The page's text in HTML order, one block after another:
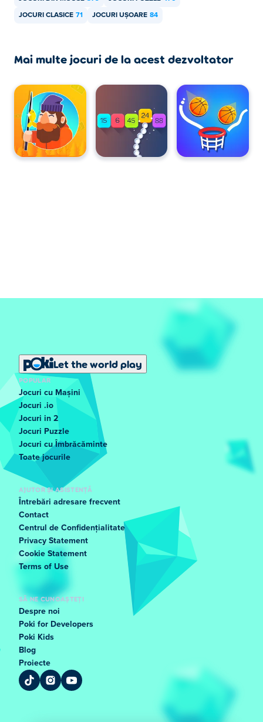
JOCURI CLASICE 71 JOCURI UȘOARE 84
Mai multe jocuri de la acest dezvoltator
Let the world play
POPULAR
Jocuri cu Mașini
Jocuri .io
Jocuri in 2
Jocuri Puzzle
Jocuri cu Îmbrăcăminte
Toate jocurile
AJUTOR ȘI ASISTENȚĂ
Întrebări adresare frecvent
Contact
Centrul de Confidențialitate
Privacy Statement
Cookie Statement
Terms of Use
SĂ NE CUNOAȘTEȚI
Despre noi
Poki for Developers
Poki Kids
Blog
Proiecte